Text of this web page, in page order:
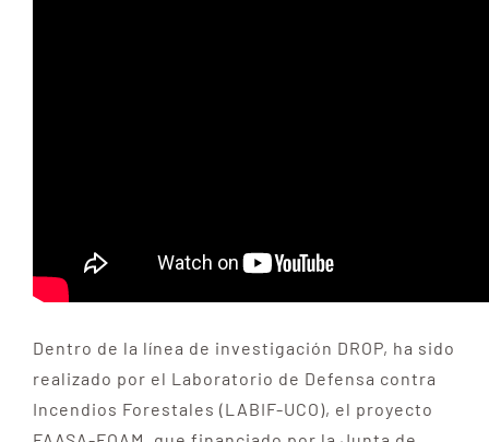
Dentro de la línea de investigación DROP, ha sido
realizado por el Laboratorio de Defensa contra
Incendios Forestales (LABIF-UCO), el proyecto